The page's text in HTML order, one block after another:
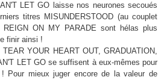
LET GO laisse nos neurones secoués
titres MISUNDERSTOOD (au couplet
ON MY PARADE sont hélas plus
finir ainsi !
YOUR HEART OUT, GRADUATION,
LET GO se suffisent à eux-mêmes pour
Pour mieux juger encore de la valeur de